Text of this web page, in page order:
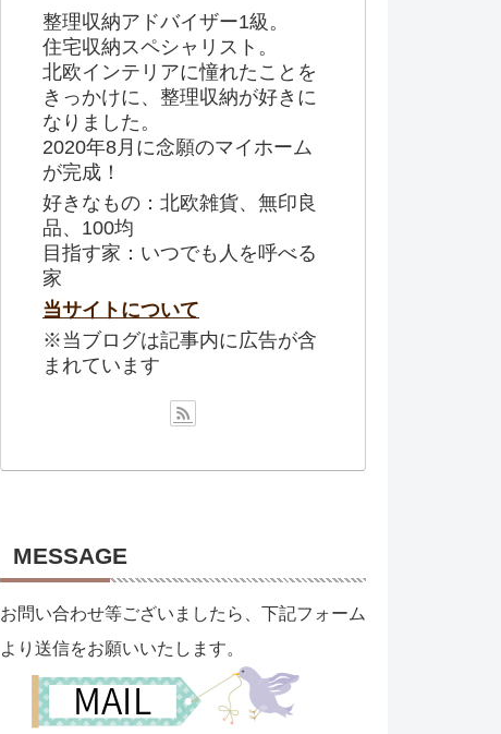
整理収納アドバイザー1級。
住宅収納スペシャリスト。
北欧インテリアに憧れたことを
きっかけに、整理収納が好きに
なりました。
2020年8月に念願のマイホーム
が完成！
好きなもの：北欧雑貨、無印良
品、100均
目指す家：いつでも人を呼べる
家
当サイトについて
※当ブログは記事内に広告が含
まれています
MESSAGE
お問い合わせ等ございましたら、下記フォーム
より送信をお願いいたします。